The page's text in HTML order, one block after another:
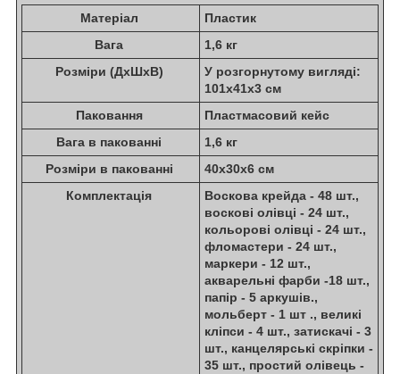
Матеріал
Пластик
Вага
1,6 кг
Розміри (ДхШхВ)
У розгорнутому вигляді:
101х41х3 см
Паковання
Пластмасовий кейс
Вага в пакованні
1,6 кг
Розміри в пакованні
40х30х6 см
Комплектація
Воскова крейда - 48 шт.,
воскові олівці - 24 шт.,
кольорові олівці - 24 шт.,
фломастери - 24 шт.,
маркери - 12 шт.,
акварельні фарби -18 шт.,
папір - 5 аркушів.,
мольберт - 1 шт ., великі
кліпси - 4 шт., затискачі - 3
шт., канцелярські скріпки -
35 шт., простий олівець -